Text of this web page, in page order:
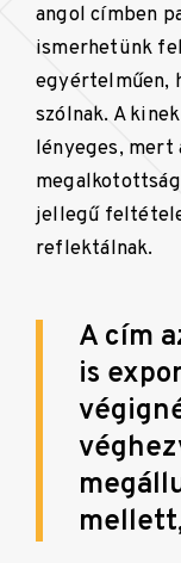
angol címben
ismerhetünk
egyértelműen,
szólnak. A
lényeges, mert
jellegű
reflektálnak.
A cím
is